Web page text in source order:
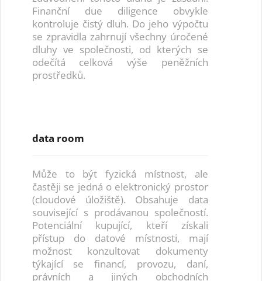
Finanční due diligence obvykle
kontroluje čistý dluh. Do jeho výpočtu
se zpravidla zahrnují všechny úročené
dluhy ve společnosti, od kterých se
odečítá celková výše peněžních
prostředků.
data room
Může to být fyzická místnost, ale
častěji se jedná o elektronický prostor
(cloudové úložiště). Obsahuje data
související s prodávanou společností.
Potenciální kupující, kteří získali
přístup do datové místnosti, mají
možnost konzultovat dokumenty
týkající se financí, provozu, daní,
právních a jiných obchodních